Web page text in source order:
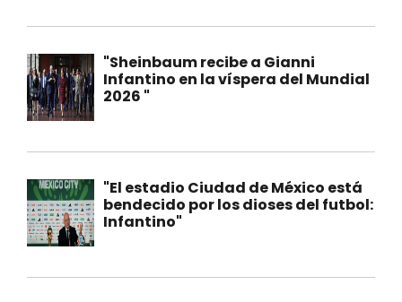
"Sheinbaum recibe a Gianni
Infantino en la víspera del Mundial
2026 "
"El estadio Ciudad de México está
bendecido por los dioses del futbol:
Infantino"